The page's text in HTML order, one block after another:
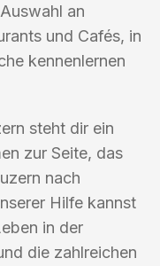
an
und Cafés, in
kennenlernen
steht dir ein
zur Seite, das
nach
Hilfe kannst
in der
die zahlreichen